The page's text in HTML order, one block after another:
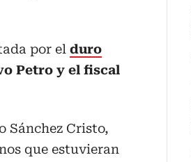
por el duro
Petro y el fiscal
Sánchez Cristo,
que estuvieran